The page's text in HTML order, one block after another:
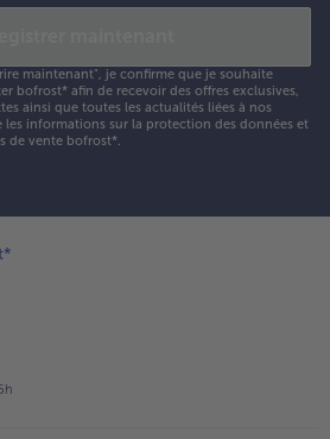
maintenant", je confirme que je souhaite
bofrost* afin de recevoir des offres exclusives,
ainsi que toutes les actualités liées à nos
les informations sur la protection des données et
de vente bofrost*.